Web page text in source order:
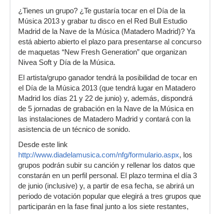
¿Tienes un grupo? ¿Te gustaría tocar en el Día de la
Música 2013 y grabar tu disco en el Red Bull Estudio
Madrid de la Nave de la Música (Matadero Madrid)? Ya
está abierto abierto el plazo para presentarse al concurso
de maquetas “New Fresh Generation” que organizan
Nivea Soft y Día de la Música.
El artista/grupo ganador tendrá la posibilidad de tocar en
el Día de la Música 2013 (que tendrá lugar en Matadero
Madrid los días 21 y 22 de junio) y, además, dispondrá
de 5 jornadas de grabación en la Nave de la Música en
las instalaciones de Matadero Madrid y contará con la
asistencia de un técnico de sonido.
Desde este link
http://www.diadelamusica.com/nfg/formulario.aspx, los
grupos podrán subir su canción y rellenar los datos que
constarán en un perfil personal. El plazo termina el día 3
de junio (inclusive) y, a partir de esa fecha, se abrirá un
periodo de votación popular que elegirá a tres grupos que
participarán en la fase final junto a los siete restantes,